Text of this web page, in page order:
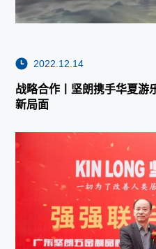
2022.12.14
战略合作丨坚朗携手华夏游
新局面